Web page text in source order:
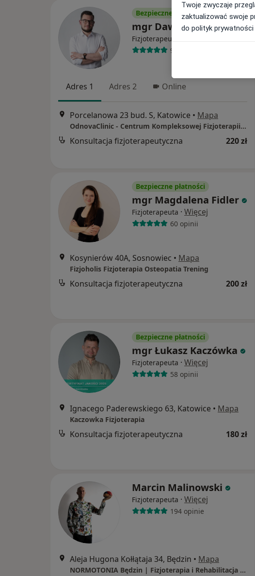
Bezpieczne płatności
mgr Dawid Filak
Fizjoterapeuta
91 opinii
Adres 1 Adres 2 Online
Porcelanowa 23 bud. S, Katowice • Mapa
OdnovaClinic - Centrum Kompleksowej Fizjoterapii i Rehabilitacji
Konsultacja fizjoterapeutyczna 220 zł
Bezpieczne płatności
mgr Magdalena Fidler
Fizjoterapeuta · Więcej
60 opinii
Kosynierów 40A, Sosnowiec • Mapa
Fizjoholis Fizjoterapia Osteopatia Trening
Konsultacja fizjoterapeutyczna 200 zł
Bezpieczne płatności
mgr Łukasz Kaczówka
Fizjoterapeuta · Więcej
58 opinii
Ignacego Paderewskiego 63, Katowice • Mapa
Kaczowka Fizjoterapia
Konsultacja fizjoterapeutyczna 180 zł
Marcin Malinowski
Fizjoterapeuta · Więcej
194 opinie
Aleja Hugona Kołłątaja 34, Będzin • Mapa
NORMOTONIA Będzin | Fizjoterapia i Rehabilitacja | Neurologia Funkcjonalna PDTR | Psychologia i Psychoterapia Somatyczna | Naturoterapia |
Twoje zwyczaje
zaktualizować swoje
do polityk